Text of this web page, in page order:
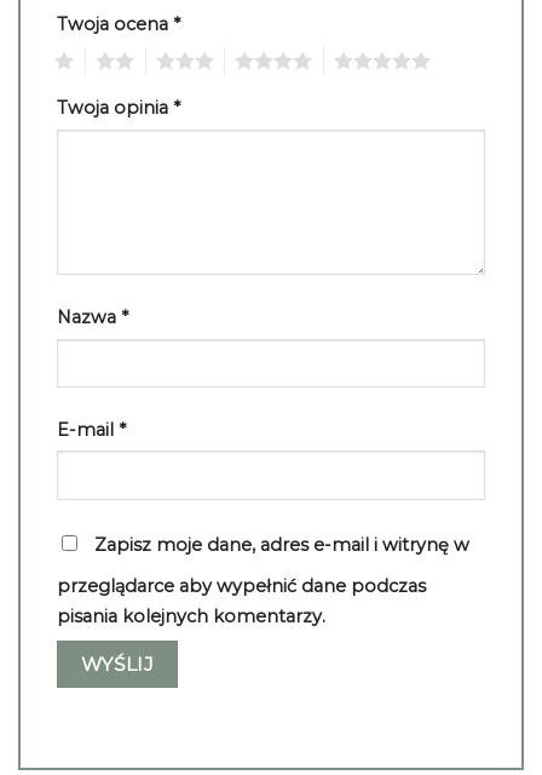
Twoja ocena *
Twoja opinia *
Nazwa *
E-mail *
Zapisz moje dane, adres e-mail i witrynę w
przeglądarce aby wypełnić dane podczas
pisania kolejnych komentarzy.